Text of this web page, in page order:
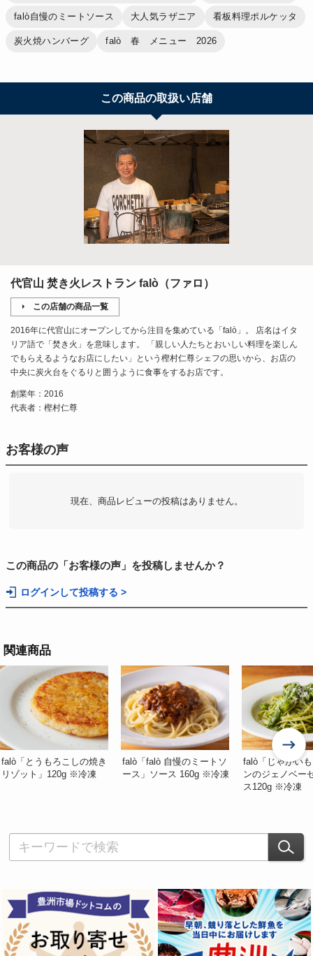
falò自慢のミートソース 大人気ラザニア 看板料理ポルケッタ
炭火焼ハンバーグ falò 春 メニュー 2026
この商品の取扱い店舗
代官山 焚き火レストラン falò（ファロ）
この店舗の商品一覧
2016年に代官山にオープンしてから注目を集めている「falò」。 店名はイタ
リア語で「焚き火」を意味します。 「親しい人たちとおいしい料理を楽しん
でもらえるようなお店にしたい」という樫村仁尊シェフの思いから、お店の
中央に炭火台をぐるりと囲うように食事をするお店です。
創業年：2016
代表者：樫村仁尊
お客様の声
現在、商品レビューの投稿はありません。
この商品の「お客様の声」を投稿しませんか？
ログインして投稿する >
関連商品
falò「とうもろこしの焼き
リゾット」120g ※冷凍
falò「falò 自慢のミートソ
ース」ソース 160g ※冷凍
falò「じゃがい
ンのジェノベー
ス120g ※冷凍